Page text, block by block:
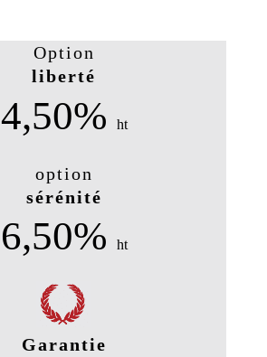
Option
liberté
4,50% ht
option
sérénité
6,50% ht
Garantie